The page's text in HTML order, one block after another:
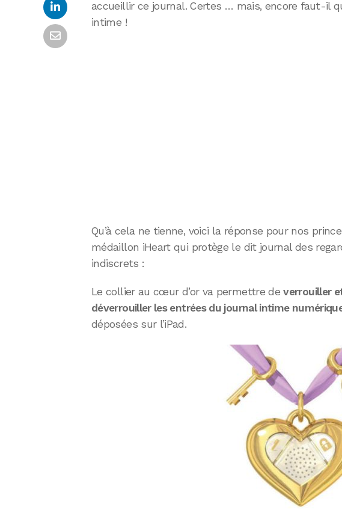
accueillir ce journal. Certes … mais, encore faut-il
intime !
Qu’à cela ne tienne, voici la réponse pour nos
médaillon iHeart qui protège le dit journal des
indiscrets :
Le collier au cœur d’or va permettre deverrouiller
déverrouiller les entrées du journal intime
déposées sur l’iPad.